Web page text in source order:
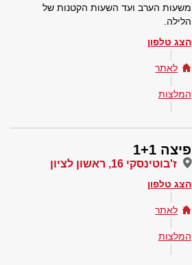
משעות הערב ועד השעות הקטנות של
הלילה.
הצג טלפון
לאתר
המלצות
פיצה 1+1
ז'בוטינסקי 16, ראשון לציון
הצג טלפון
לאתר
המלצות